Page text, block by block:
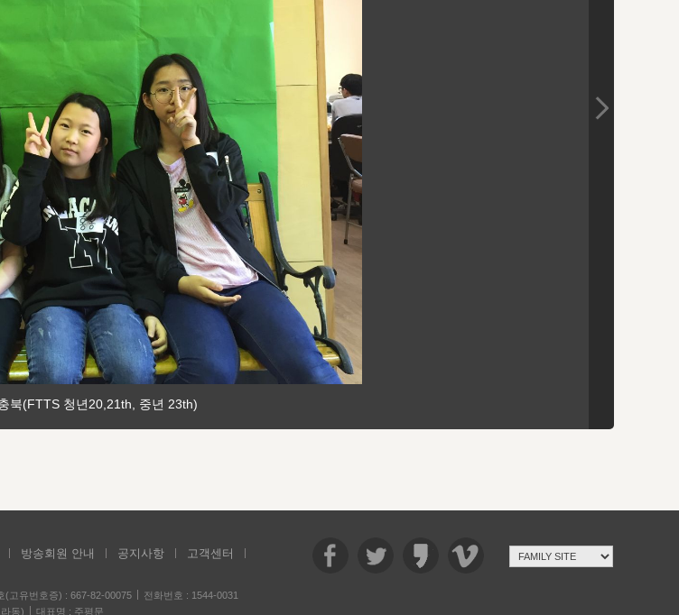
북(FTTS 청년20,21th, 중년 23th)
방송회원 안내 공지사항
고객센터
(고유번호증) : 667-82-00075
전화번호 : 1544-0031
동)
대표명 : 주평문